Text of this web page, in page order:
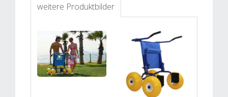
weitere Produktbilder